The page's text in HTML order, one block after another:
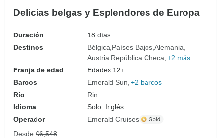
Delicias belgas y Esplendores de Europa
Duración
18 días
Destinos
Bélgica Países Bajos Alemania
Austria República Checa +2 más
Franja de edad
Edades 12+
Barcos
Emerald Sun +2 barcos
Río
Rin
Idioma
Solo: Inglés
Operador
Emerald Cruises
Desde €6,548